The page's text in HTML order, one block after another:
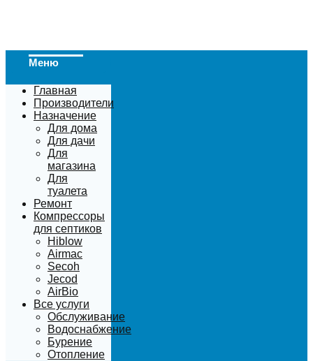
Меню
Главная
Производители
Назначение
Для дома
Для дачи
Для
магазина
Для
туалета
Ремонт
Компрессоры
для септиков
Hiblow
Airmac
Secoh
Jecod
AirBio
Все услуги
Обслуживание
Водоснабжение
Бурение
Отопление